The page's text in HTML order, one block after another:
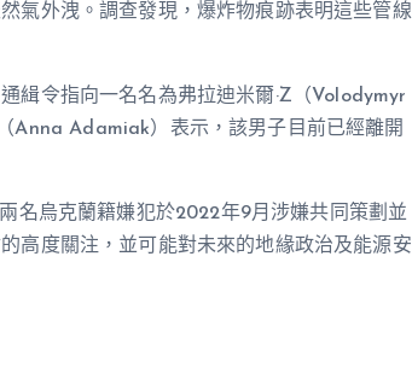
氣外洩。調查發現，爆炸物痕跡表明這些管線
緝令指向一名名為弗拉迪米爾·Z（Volodymyr
Anna Adamiak）表示，該男子目前已經離開
名烏克蘭籍嫌犯於2022年9月涉嫌共同策劃並
高度關注，並可能對未來的地緣政治及能源安